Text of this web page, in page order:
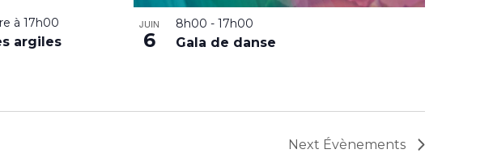
à 17h00
argiles
JUIN
6
8h00 - 17h00
Gala de danse
Next Évènements